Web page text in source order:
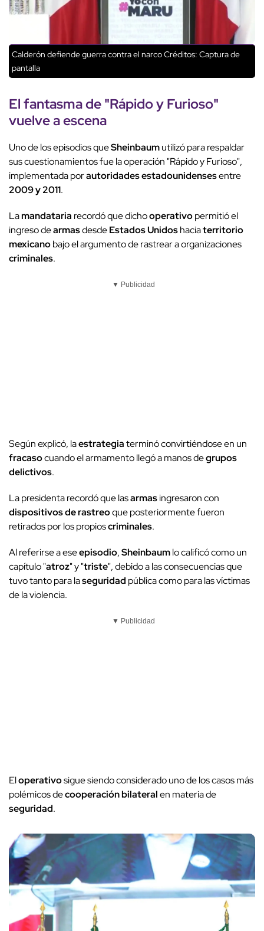
Calderón defiende guerra contra el narcoCréditos: Captura de
pantalla
El fantasma de "Rápido y Furioso"
vuelve a escena
Uno de los episodios queSheinbaumutilizó para respaldar
sus cuestionamientos fue la operación "Rápido y Furioso",
implementada porautoridades estadounidensesentre
2009 y 2011.
Lamandataria recordó que dichooperativopermitió el
ingreso dearmasdesdeEstados Unidoshaciaterritorio
mexicanobajo el argumento de rastrear a organizaciones
criminales.
▼ Publicidad
Según explicó, laestrategiaterminó convirtiéndose en un
fracasocuando el armamento llegó a manos degrupos
delictivos.
La presidenta recordó que lasarmasingresaron con
dispositivos de rastreoque posteriormente fueron
retirados por los propioscriminales.
Al referirse a eseepisodio,Sheinbaumlo calificó como un
capítulo "atroz" y "triste", debido a las consecuencias que
tuvo tanto para laseguridad pública como para las víctimas
de la violencia.
▼ Publicidad
Eloperativosigue siendo considerado uno de los casos más
polémicos decooperación bilateralen materia de
seguridad.